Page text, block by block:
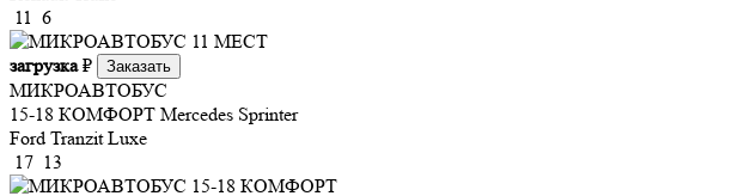
11 6
загрузка₽ Заказать
МИКРОАВТОБУС
15-18 КОМФОРТ Mercedes Sprinter
Ford Tranzit Luxe
17 13